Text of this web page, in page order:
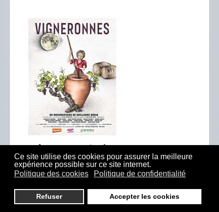
Ce site utilise des cookies pour assurer la meilleure
expérience possible sur ce site internet.
Politique des cookies
Politique de confidentialité
Refuser Accepter les cookies